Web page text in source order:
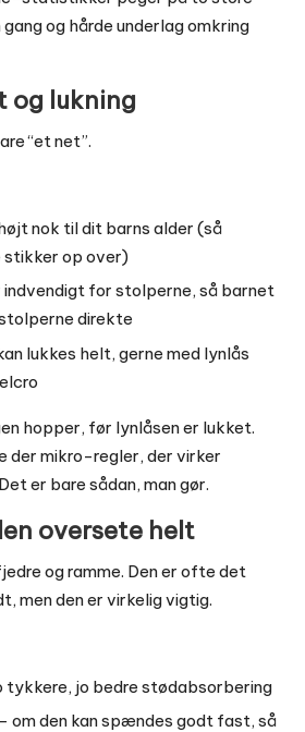
og hårde underlag omkring
og lukning
“et net”.
nok til dit barns alder (så
stikker op over)
for stolperne, så barnet
direkte
lukkes helt, gerne med lynlås
hopper, før lynlåsen er lukket.
der mikro-regler, der virker
er bare sådan, man gør.
oversete helt
og ramme. Den er ofte det
men den er virkelig vigtig.
tykkere, jo bedre stødabsorbering
om den kan spændes godt fast, så